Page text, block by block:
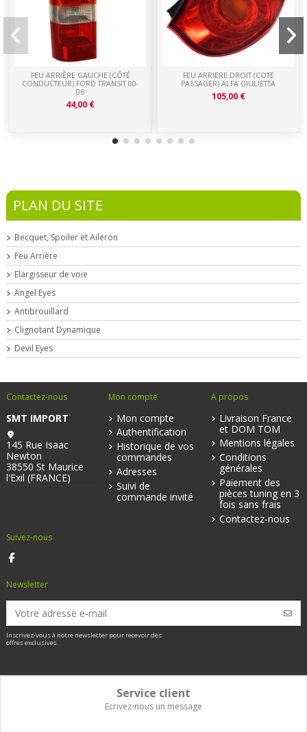
FEU ARRIÈRE GAUCHE (CÔTÉ
CONDUCTEUR) FORD TRANSIT 00-
06
44,00 €
FEU ARRIERE DROIT (COTE
PASSAGER) ALFA GIULIETTA
105,00 €
PLAN DU SITE
Becquet, Spoiler et Aileron
Feu Arrière
Elargisseur de voie
Angel Eyes
Antibrouillard
Clignotant Dynamique
Devil Eyes
Contactez-nous
SMT IMPORT
145 Rue Isaac
Newton
38550 St Maurice
l'Exil (FRANCE)
Mon compte
Mon compte
Authentification
Historique de vos
commandes
Adresses
Suivi de
commande invité
A propos
Livraison France
et DOM TOM
Mentions légales
Conditions
générales
Paiement des
pièces tuning en 3
fois sans frais
Contactez-nous
Suivez-nous
Newsletter
Inscrivez-vous à notre newsletter pour recevoir des
offres exclusives.
Service client
Ecrivez-nous un message